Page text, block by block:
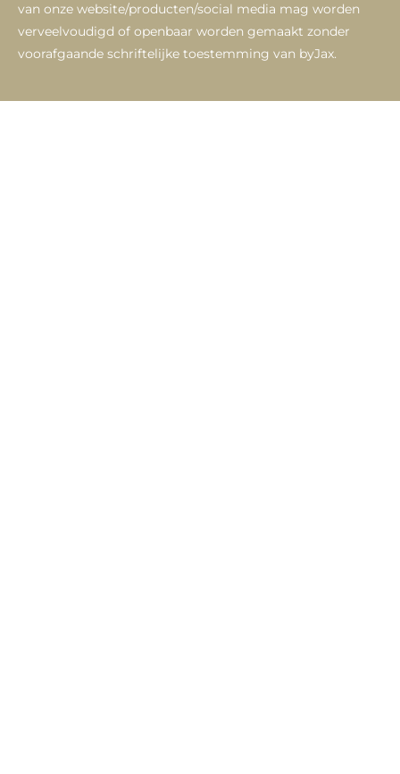
van onze website/producten/social media mag worden
verveelvoudigd of openbaar worden gemaakt zonder
voorafgaande schriftelijke toestemming van byJax.